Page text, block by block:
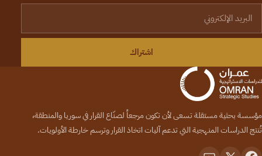
اشتراك
مؤسسة بحثية مستقلة تسعى لأن تكون مرجعاً لصنّاع القرار في سوريا والمنطقة،
تُنتج الدراسات المنهجية التي تدعم آليات اتخاذ القرار وترسم خارطة الأولويات.